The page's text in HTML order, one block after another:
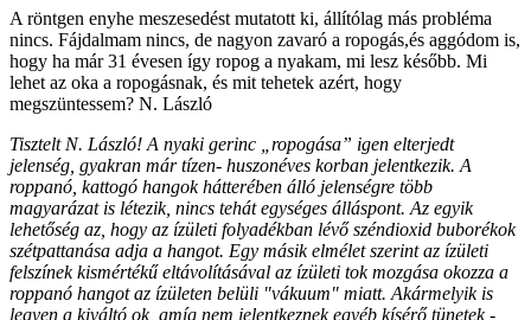
A röntgen enyhe meszesedést mutatott ki, állítólag más probléma
nincs. Fájdalmam nincs, de nagyon zavaró a ropogás,és aggódom is,
hogy ha már 31 évesen így ropog a nyakam, mi lesz később. Mi
lehet az oka a ropogásnak, és mit tehetek azért, hogy
megszüntessem? N. László
Tisztelt N. László! A nyaki gerinc „ropogása” igen elterjedt
jelenség, gyakran már tízen- huszonéves korban jelentkezik. A
roppanó, kattogó hangok hátterében álló jelenségre több
magyarázat is létezik, nincs tehát egységes álláspont. Az egyik
lehetőség az, hogy az ízületi folyadékban lévő széndioxid buborékok
szétpattanása adja a hangot. Egy másik elmélet szerint az ízületi
felszínek kismértékű eltávolításával az ízületi tok mozgása okozza a
roppanó hangot az ízületen belüli "vákuum" miatt. Akármelyik is
legyen a kiváltó ok, amíg nem jelentkeznek egyéb kísérő tünetek -